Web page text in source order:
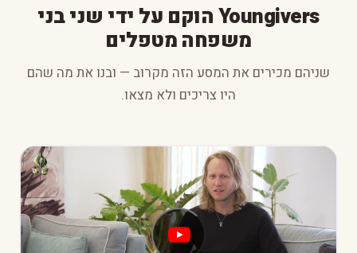
Youngivers הוקם על ידי שני בני
משפחה מטפלים
שניהם מכירים את המסע הזה מקרוב — ובנו את מה שהם
היו צריכים ולא מצאו.